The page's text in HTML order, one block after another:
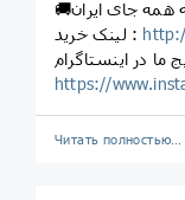
لینک خرید :
https://
Читать полностью…